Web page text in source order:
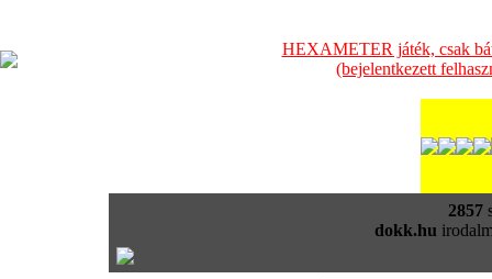
HEXAMETER játék, csak
(bejelentkezett
2857
dokk.hu